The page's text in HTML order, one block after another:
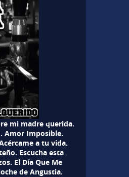
mi madre querida.
Amor Imposible.
a tu vida.
Escucha esta
El Día Que Me
de Angustia.